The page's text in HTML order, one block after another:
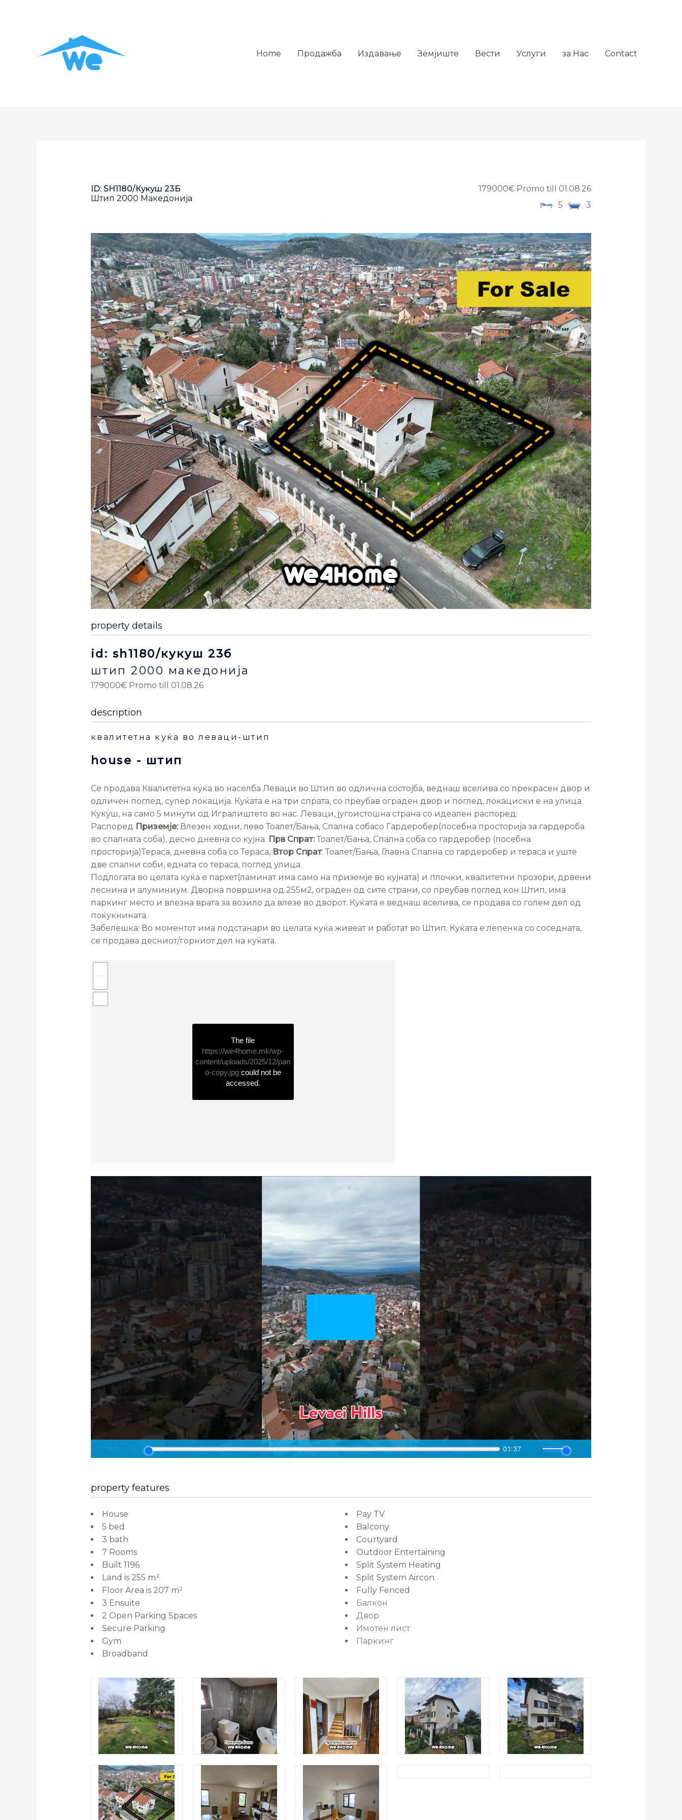
Home Продажба Издавање Земјиште Вести Услуги за Нас Contact
ID: SH1180/Кукуш 23Б
Штип 2000 Македонија
179000€ Promo till 01.08.26
5
3
property details
id: sh1180/кукуш 23б
штип 2000 македонија
179000€ Promo till 01.08.26
description
квалитетна куќа во леваци-штип
house - штип
Се продава Квалитетна куќа во населба Леваци во Штип во одлична состојба, веднаш вселива со прекрасен двор и
одличен поглед, супер локација. Куќата е на три спрата, со преубав ограден двор и поглед, локациски е на улица
Кукуш, на само 5 минути од Игралиштето во нас. Леваци, југоистошна страна со идеален распоред:
Распоред Приземје:Влезен ходни, лево Тоалет/Бања, Спална собасо Гардеробер(посебна просторија за гардероба
во спалната соба), десно дневна со кујна. Прв Спрат:Тоалет/Бања, Спална соба со гардеробер (посебна
просторија)Тераса, дневна соба со Тераса, Втор Спрат: Тоалет/Бања, Главна Спална со гардеробер и тераса и уште
две спални соби, едната со тераса, поглед улица.
Подлогата во целата куќа е пархет(ламинат има само на приземје во кујната) и плочки, квалитетни прозори, дрвени
леснина и алуминиум. Дворна површина од 255м2, ограден од сите страни, со преубав поглед кон Штип, има
паркинг место и влезна врата за возило да влезе во дворот. Куќата е веднаш вселива, се продава со голем дел од
поќукнината.
Забелешка: Во моментот има подстанари во целата куќа живеат и работат во Штип. Куќата е лепенка со соседната,
се продава десниот/горниот дел на куќата.
The file
https://we4home.mk/wp-
content/uploads/2025/12/pan
o-copy.jpgcould not be
accessed.
property features
House
5 bed
3 bath
7 Rooms
Built 1196
Land is 255 m²
Floor Area is 207 m²
3 Ensuite
2 Open Parking Spaces
Secure Parking
Gym
Broadband
Pay TV
Balcony
Courtyard
Outdoor Entertaining
Split System Heating
Split System Aircon
Fully Fenced
Балкон
Двор
Имотен лист
Паркинг